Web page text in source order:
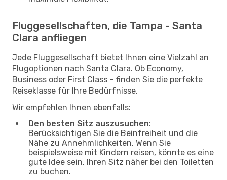
Fluggesellschaften, die Tampa - Santa
Clara anfliegen
Jede Fluggesellschaft bietet Ihnen eine Vielzahl an
Flugoptionen nach Santa Clara. Ob Economy,
Business oder First Class – finden Sie die perfekte
Reiseklasse für Ihre Bedürfnisse.
Wir empfehlen Ihnen ebenfalls:
Den besten Sitz auszusuchen:
Berücksichtigen Sie die Beinfreiheit und die
Nähe zu Annehmlichkeiten. Wenn Sie
beispielsweise mit Kindern reisen, könnte es eine
gute Idee sein, Ihren Sitz näher bei den Toiletten
zu buchen.